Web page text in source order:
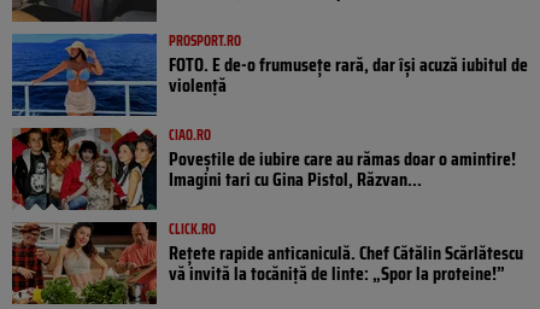
PROSPORT.RO
FOTO. E de-o frumusețe rară, dar își acuză iubitul de
violență
CIAO.RO
Poveştile de iubire care au rămas doar o amintire!
Imagini tari cu Gina Pistol, Răzvan...
CLICK.RO
Rețete rapide anticaniculă. Chef Cătălin Scărlătescu
vă invită la tocăniță de linte: „Spor la proteine!”